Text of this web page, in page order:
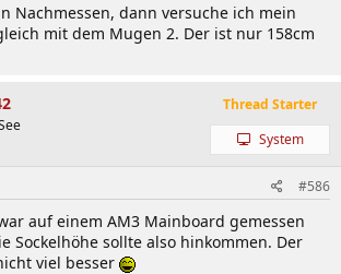
Nachmessen, dann versuche ich mein
mit dem Mugen 2. Der ist nur 158cm
Thread Starter
System
#586
auf einem AM3 Mainboard gemessen
Sockelhöhe sollte also hinkommen. Der
viel besser